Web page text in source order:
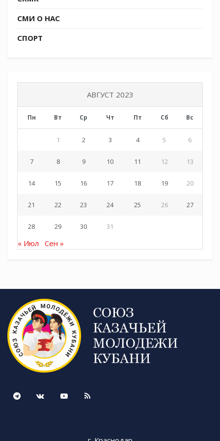
Источник Союз казачьей молодежи Кубани:
https://t.me/molodezhkubani
Tags: СКМК
СМИ О НАС
СПОРТ
АВГУСТ 2023
Пн Вт Ср Чт Пт Сб Вс
1 2 3 4 5 6
7 8 9 10 11 12 13
14 15 16 17 18 19 20
21 22 23 24 25 26 27
28 29 30 31
« Июл Сен »